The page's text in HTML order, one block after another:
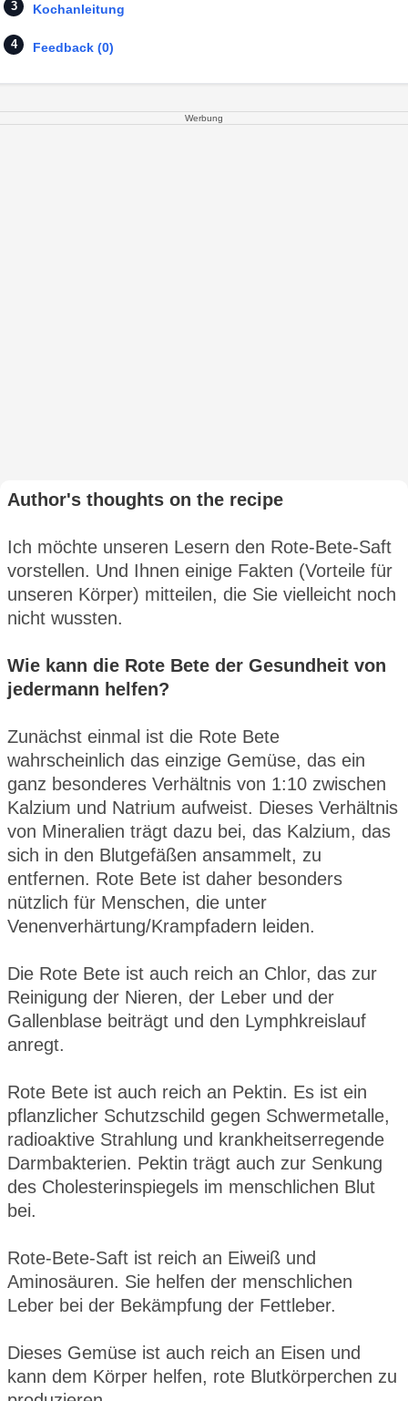
Kochanleitung
Feedback (0)
Werbung
Author's thoughts on the recipe
Ich möchte unseren Lesern den Rote-Bete-Saft
vorstellen. Und Ihnen einige Fakten (Vorteile für
unseren Körper) mitteilen, die Sie vielleicht noch
nicht wussten.
Wie kann die Rote Bete der Gesundheit von
jedermann helfen?
Zunächst einmal ist die Rote Bete
wahrscheinlich das einzige Gemüse, das ein
ganz besonderes Verhältnis von 1:10 zwischen
Kalzium und Natrium aufweist. Dieses Verhältnis
von Mineralien trägt dazu bei, das Kalzium, das
sich in den Blutgefäßen ansammelt, zu
entfernen. Rote Bete ist daher besonders
nützlich für Menschen, die unter
Venenverhärtung/Krampfadern leiden.
Die Rote Bete ist auch reich an Chlor, das zur
Reinigung der Nieren, der Leber und der
Gallenblase beiträgt und den Lymphkreislauf
anregt.
Rote Bete ist auch reich an Pektin. Es ist ein
pflanzlicher Schutzschild gegen Schwermetalle,
radioaktive Strahlung und krankheitserregende
Darmbakterien. Pektin trägt auch zur Senkung
des Cholesterinspiegels im menschlichen Blut
bei.
Rote-Bete-Saft ist reich an Eiweiß und
Aminosäuren. Sie helfen der menschlichen
Leber bei der Bekämpfung der Fettleber.
Dieses Gemüse ist auch reich an Eisen und
kann dem Körper helfen, rote Blutkörperchen zu